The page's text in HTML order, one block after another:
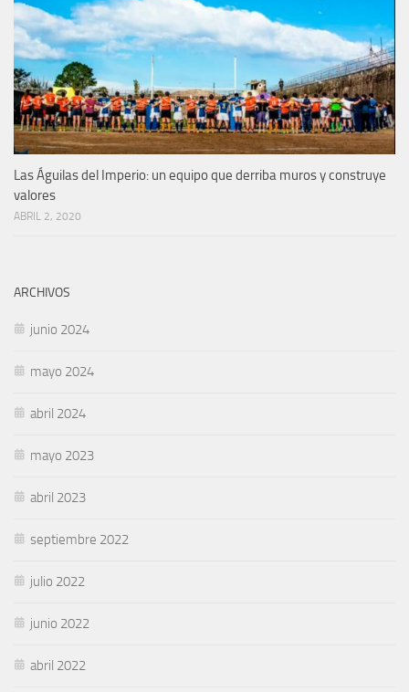
Las Águilas del Imperio: un equipo que derriba muros y construye
valores
ABRIL 2, 2020
ARCHIVOS
junio 2024
mayo 2024
abril 2024
mayo 2023
abril 2023
septiembre 2022
julio 2022
junio 2022
abril 2022